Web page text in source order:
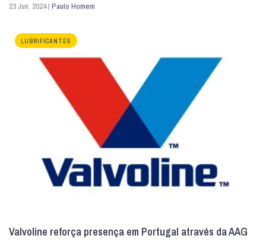
23 Jun. 2024 | Paulo Homem
LUBRIFICANTES
Valvoline reforça presença em Portugal através da AAG